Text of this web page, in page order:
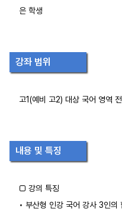
은 학생
강좌 범위
고1(예비 고2) 대상 국어 영역
내용 및 특징
□ 강의 특징
◦ 부산형 인강 국어 강사 3인의